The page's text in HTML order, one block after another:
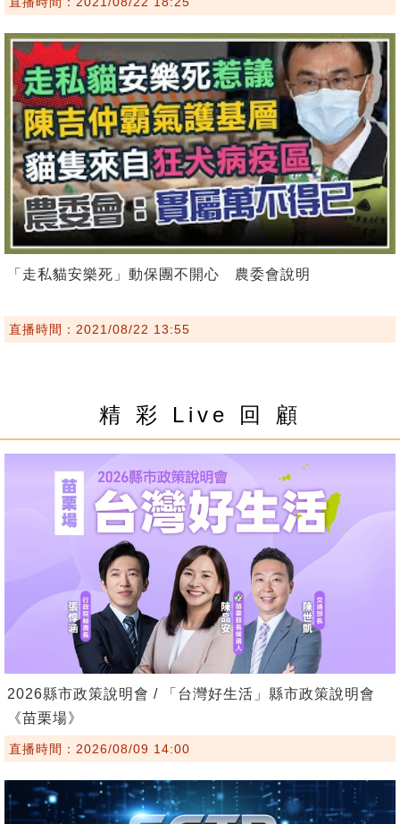
「走私貓安樂死」動保團不開心 農委會說明
直播時間：2021/08/22 13:55
精 彩 Live 回 顧
2026縣市政策說明會 / 「台灣好生活」縣市政策說明會
《苗栗場》
直播時間：2026/08/09 14:00